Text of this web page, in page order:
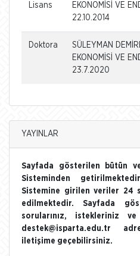
Lisans
EKONOMİSİ VE
22.10.2014
Doktora
SÜLEYMAN
EKONOMİSİ VE
23.7.2020
YAYINLAR
Sayfada gösterilen bütün
Sisteminden
Sistemine girilen veriler 24
edilmektedir. Sayfada
sorularınız, istekleriniz
destek@isparta.edu.tr
iletişime geçebilirsiniz.